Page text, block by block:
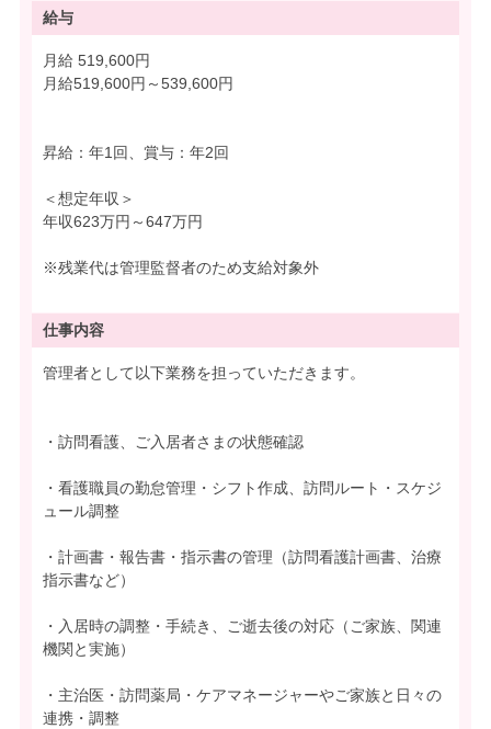
給与
月給 519,600円
月給519,600円～539,600円
昇給：年1回、賞与：年2回
＜想定年収＞
年収623万円～647万円
※残業代は管理監督者のため支給対象外
仕事内容
管理者として以下業務を担っていただきます。
・訪問看護、ご入居者さまの状態確認
・看護職員の勤怠管理・シフト作成、訪問ルート・スケジ
ュール調整
・計画書・報告書・指示書の管理（訪問看護計画書、治療
指示書など）
・入居時の調整・手続き、ご逝去後の対応（ご家族、関連
機関と実施）
・主治医・訪問薬局・ケアマネージャーやご家族と日々の
連携・調整